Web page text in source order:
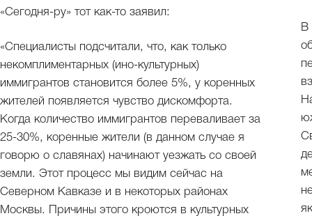
«Сегодня-ру» тот как-то заявил:
«Специалисты подсчитали, что, как только
некомплиментарных (ино-культурных)
иммигрантов становится более 5%, у коренных
жителей появляется чувство дискомфорта.
Когда количество иммигрантов переваливает за
25-30%, коренные жители (в данном случае я
говорю о славянах) начинают уезжать со своей
земли. Этот процесс мы видим сейчас на
Северном Кавказе и в некоторых районах
Москвы. Причины этого кроются в культурных
В